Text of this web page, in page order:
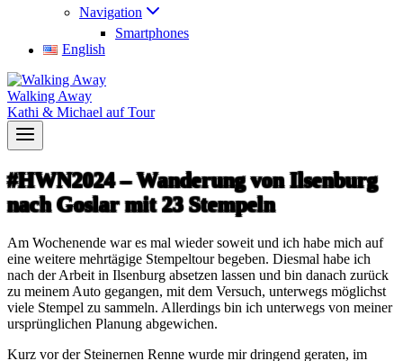
Navigation
Smartphones
English
Walking Away
Kathi & Michael auf Tour
#HWN2024 – Wanderung von Ilsenburg
nach Goslar mit 23 Stempeln
Am Wochenende war es mal wieder soweit und ich habe mich auf
eine weitere mehrtägige Stempeltour begeben. Diesmal habe ich
nach der Arbeit in Ilsenburg absetzen lassen und bin danach zurück
zu meinem Auto gegangen, mit dem Versuch, unterwegs möglichst
viele Stempel zu sammeln. Allerdings bin ich unterwegs von meiner
ursprünglichen Planung abgewichen.
Kurz vor der Steinernen Renne wurde mir dringend geraten, im